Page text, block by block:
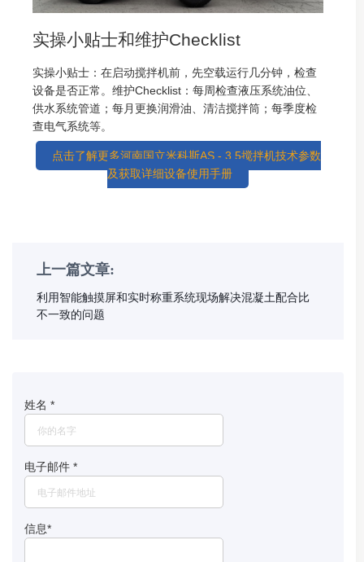
实操小贴士和维护Checklist
实操小贴士：在启动搅拌机前，先空载运行几分钟，检查
设备是否正常。维护Checklist：每周检查液压系统油位、
供水系统管道；每月更换润滑油、清洁搅拌筒；每季度检
查电气系统等。
点击了解更多河南国立米科斯AS - 3.5搅拌机技术参数
及获取详细设备使用手册
上一篇文章:
利用智能触摸屏和实时称重系统现场解决混凝土配合比
不一致的问题
姓名 *
电子邮件 *
信息*